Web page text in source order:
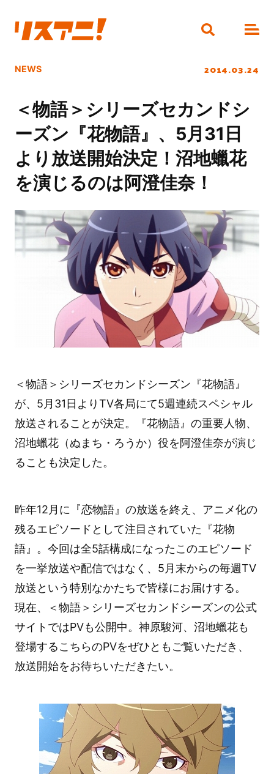
NEWS 2014.03.24
＜物語＞シリーズセカンドシ
ーズン『花物語』、5月31日
より放送開始決定！沼地蠟花
を演じるのは阿澄佳奈！
＜物語＞シリーズセカンドシーズン『花物語』
が、5月31日よりTV各局にて5週連続スペシャル
放送されることが決定。『花物語』の重要人物、
沼地蠟花（ぬまち・ろうか）役を阿澄佳奈が演じ
ることも決定した。
昨年12月に『恋物語』の放送を終え、アニメ化の
残るエピソードとして注目されていた『花物
語』。今回は全5話構成になったこのエピソード
を一挙放送や配信ではなく、5月末からの毎週TV
放送という特別なかたちで皆様にお届けする。
現在、＜物語＞シリーズセカンドシーズンの公式
サイトではPVも公開中。神原駿河、沼地蠟花も
登場するこちらのPVをぜひともご覧いただき、
放送開始をお待ちいただきたい。